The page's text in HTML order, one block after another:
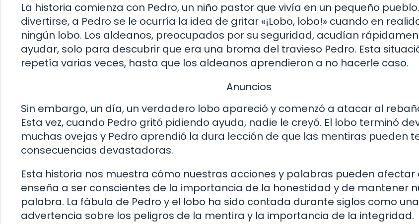
La historia comienza con Pedro, un niño pastor que vivía en un pequeño
divertirse, a Pedro se le ocurría la idea de gritar «¡Lobo, lobo!» cuando en
ningún lobo. Los aldeanos, preocupados por su seguridad, acudían
ayudar, solo para descubrir que era una broma del travieso Pedro. Esta
repetía varias veces, hasta que los aldeanos aprendieron a no hacerle caso.
Anuncios
Sin embargo, un día, un verdadero lobo apareció y comenzó a atacar al
Esta vez, cuando Pedro gritó pidiendo ayuda, nadie le creyó. El lobo terminó
muchas ovejas y Pedro aprendió la dura lección de que las mentiras pueden
consecuencias devastadoras.
Esta historia nos muestra cómo nuestras acciones y palabras pueden afectar
enseña a ser conscientes de la importancia de la honestidad y de mantener
palabra. La fábula de Pedro y el lobo ha sido contada durante siglos como una
advertencia sobre los peligros de la mentira y la importancia de la integridad.